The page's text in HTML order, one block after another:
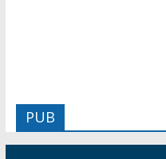
PUB